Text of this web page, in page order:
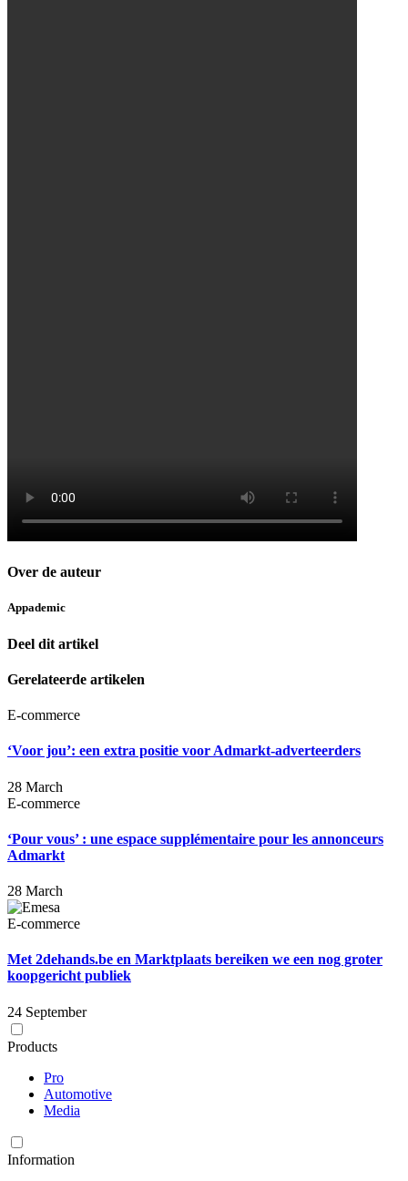
Over de auteur
Appademic
Deel dit artikel
Gerelateerde artikelen
E-commerce
‘Voor jou’: een extra positie voor Admarkt-adverteerders
28 March
E-commerce
‘Pour vous’ : une espace supplémentaire pour les annonceurs
Admarkt
28 March
E-commerce
Met 2dehands.be en Marktplaats bereiken we een nog groter
koopgericht publiek
24 September
Products
Pro
Automotive
Media
Information